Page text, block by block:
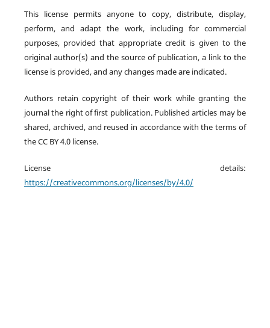
This license permits anyone to copy, distribute, display,
perform, and adapt the work, including for commercial
purposes, provided that appropriate credit is given to the
original author(s) and the source of publication, a link to the
license is provided, and any changes made are indicated.
Authors retain copyright of their work while granting the
journal the right of first publication. Published articles may be
shared, archived, and reused in accordance with the terms of
the CC BY 4.0 license.
License details:
https://creativecommons.org/licenses/by/4.0/